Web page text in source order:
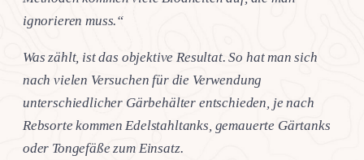
ignorieren muss.“
Was zählt, ist das objektive Resultat. So hat man sich
nach vielen Versuchen für die Verwendung
unterschiedlicher Gärbehälter entschieden, je nach
Rebsorte kommen Edelstahltanks, gemauerte Gärtanks
oder Tongefäße zum Einsatz.